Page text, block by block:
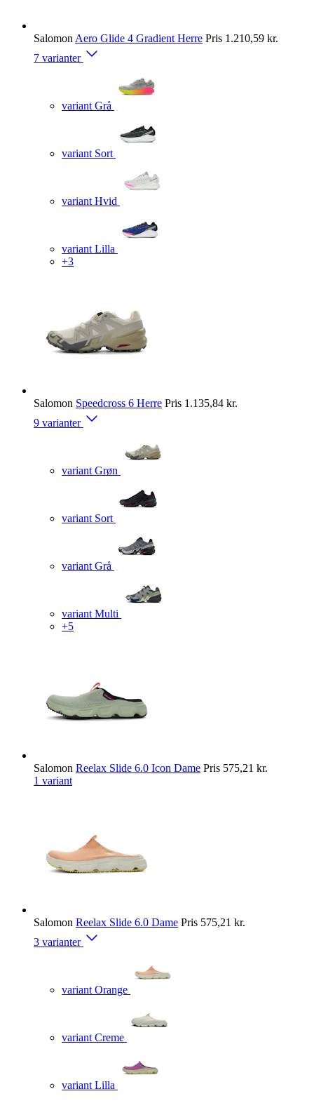
Salomon Aero Glide 4 Gradient Herre Pris 1.210,59 kr.
7 varianter
variant Grå
variant Sort
variant Hvid
variant Lilla
+3
Salomon Speedcross 6 Herre Pris 1.135,84 kr.
9 varianter
variant Grøn
variant Sort
variant Grå
variant Multi
+5
Salomon Reelax Slide 6.0 Icon Dame Pris 575,21 kr.
1 variant
Salomon Reelax Slide 6.0 Dame Pris 575,21 kr.
3 varianter
variant Orange
variant Creme
variant Lilla